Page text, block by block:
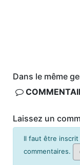
Dans le même
Laissez un
Il faut être
commentaires.